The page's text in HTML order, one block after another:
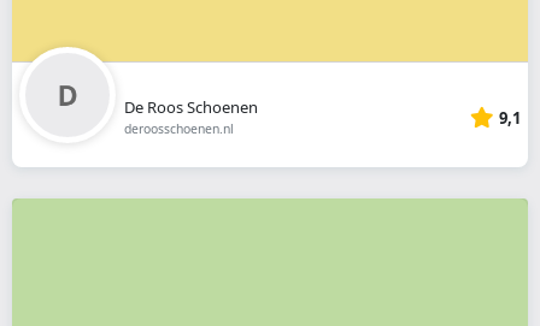
De Roos Schoenen
deroosschoenen.nl 9,1